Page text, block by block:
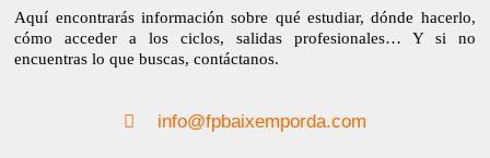
Aquí encontrarás información sobre qué estudiar, dónde hacerlo,
cómo acceder a los ciclos, salidas profesionales… Y si no
encuentras lo que buscas, contáctanos.
info@fpbaixemporda.com